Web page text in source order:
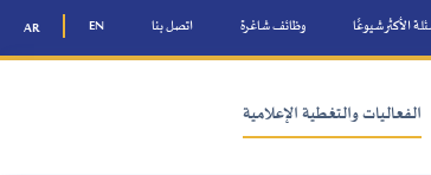
الأكثر شيوعًا وظائف شاغرة اتصل بنا EN
AR
الفعاليات والتغطية الإعلامية